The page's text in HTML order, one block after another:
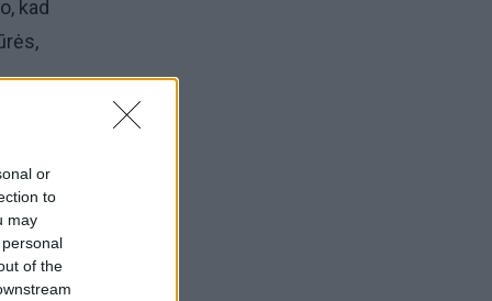
or
to
may
of the
kad